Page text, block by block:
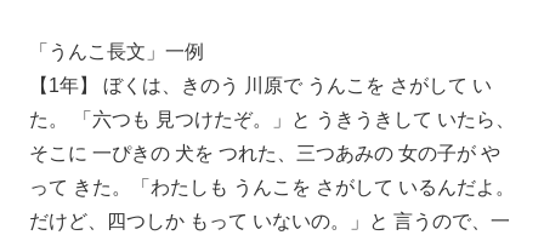
「うんこ長文」一例
【1年】 ぼくは、きのう 川原で うんこを さがして い
た。 「六つも 見つけたぞ。」と うきうきして いたら、
そこに 一ぴきの 犬を つれた、三つあみの 女の子が や
って きた。「わたしも うんこを さがして いるんだよ。
だけど、四つしか もって いないの。」と 言うので、一